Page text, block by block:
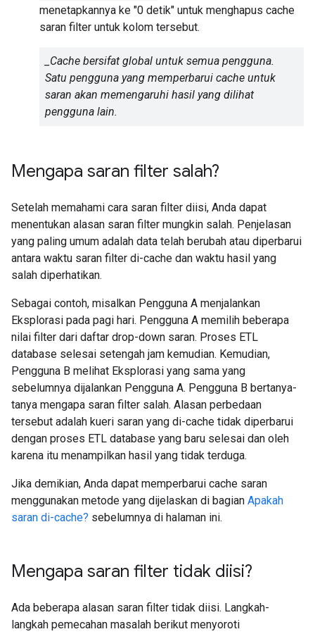
menetapkannya ke "0 detik" untuk menghapus cache
saran filter untuk kolom tersebut.
_Cache bersifat global untuk semua pengguna.
Satu pengguna yang memperbarui cache untuk
saran akan memengaruhi hasil yang dilihat
pengguna lain.
Mengapa saran filter salah?
Setelah memahami cara saran filter diisi, Anda dapat
menentukan alasan saran filter mungkin salah. Penjelasan
yang paling umum adalah data telah berubah atau diperbarui
antara waktu saran filter di-cache dan waktu hasil yang
salah diperhatikan.
Sebagai contoh, misalkan Pengguna A menjalankan
Eksplorasi pada pagi hari. Pengguna A memilih beberapa
nilai filter dari daftar drop-down saran. Proses ETL
database selesai setengah jam kemudian. Kemudian,
Pengguna B melihat Eksplorasi yang sama yang
sebelumnya dijalankan Pengguna A. Pengguna B bertanya-
tanya mengapa saran filter salah. Alasan perbedaan
tersebut adalah kueri saran yang di-cache tidak diperbarui
dengan proses ETL database yang baru selesai dan oleh
karena itu menampilkan hasil yang tidak terduga.
Jika demikian, Anda dapat memperbarui cache saran
menggunakan metode yang dijelaskan di bagian Apakah
saran di-cache? sebelumnya di halaman ini.
Mengapa saran filter tidak diisi?
Ada beberapa alasan saran filter tidak diisi. Langkah-
langkah pemecahan masalah berikut menyoroti